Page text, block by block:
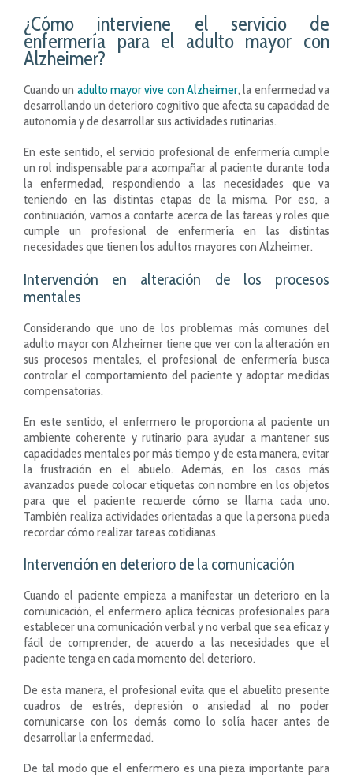
¿Cómo interviene el servicio de
enfermería para el adulto mayor con
Alzheimer?
Cuando un adulto mayor vive con Alzheimer, la enfermedad va
desarrollando un deterioro cognitivo que afecta su capacidad de
autonomía y de desarrollar sus actividades rutinarias.
En este sentido, el servicio profesional de enfermería cumple
un rol indispensable para acompañar al paciente durante toda
la enfermedad, respondiendo a las necesidades que va
teniendo en las distintas etapas de la misma. Por eso, a
continuación, vamos a contarte acerca de las tareas y roles que
cumple un profesional de enfermería en las distintas
necesidades que tienen los adultos mayores con Alzheimer.
Intervención en alteración de los procesos
mentales
Considerando que uno de los problemas más comunes del
adulto mayor con Alzheimer tiene que ver con la alteración en
sus procesos mentales, el profesional de enfermería busca
controlar el comportamiento del paciente y adoptar medidas
compensatorias.
En este sentido, el enfermero le proporciona al paciente un
ambiente coherente y rutinario para ayudar a mantener sus
capacidades mentales por más tiempo y de esta manera, evitar
la frustración en el abuelo. Además, en los casos más
avanzados puede colocar etiquetas con nombre en los objetos
para que el paciente recuerde cómo se llama cada uno.
También realiza actividades orientadas a que la persona pueda
recordar cómo realizar tareas cotidianas.
Intervención en deterioro de la comunicación
Cuando el paciente empieza a manifestar un deterioro en la
comunicación, el enfermero aplica técnicas profesionales para
establecer una comunicación verbal y no verbal que sea eficaz y
fácil de comprender, de acuerdo a las necesidades que el
paciente tenga en cada momento del deterioro.
De esta manera, el profesional evita que el abuelito presente
cuadros de estrés, depresión o ansiedad al no poder
comunicarse con los demás como lo solía hacer antes de
desarrollar la enfermedad.
De tal modo que el enfermero es una pieza importante para